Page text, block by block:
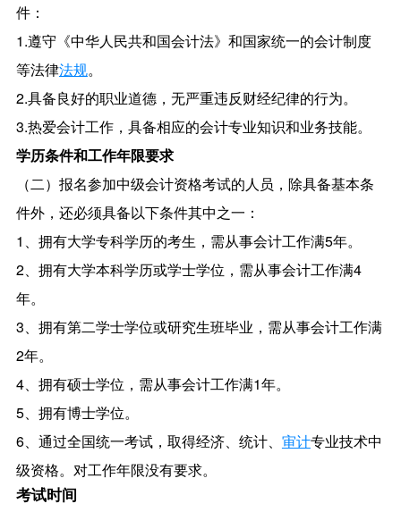
件：
1.遵守《中华人民共和国会计法》和国家统一的会计制度
等法律法规。
2.具备良好的职业道德，无严重违反财经纪律的行为。
3.热爱会计工作，具备相应的会计专业知识和业务技能。
学历条件和工作年限要求
（二）报名参加中级会计资格考试的人员，除具备基本条
件外，还必须具备以下条件其中之一：
1、拥有大学专科学历的考生，需从事会计工作满5年。
2、拥有大学本科学历或学士学位，需从事会计工作满4
年。
3、拥有第二学士学位或研究生班毕业，需从事会计工作满
2年。
4、拥有硕士学位，需从事会计工作满1年。
5、拥有博士学位。
6、通过全国统一考试，取得经济、统计、 审计专业技术中
级资格。对工作年限没有要求。
考试时间